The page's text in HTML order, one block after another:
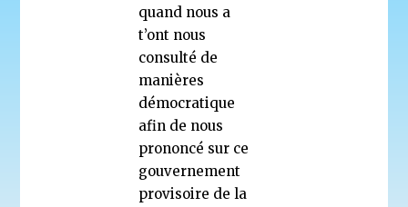
quand nous a
t’ont nous
consulté de
manières
démocratique
afin de nous
prononcé sur ce
gouvernement
provisoire de la